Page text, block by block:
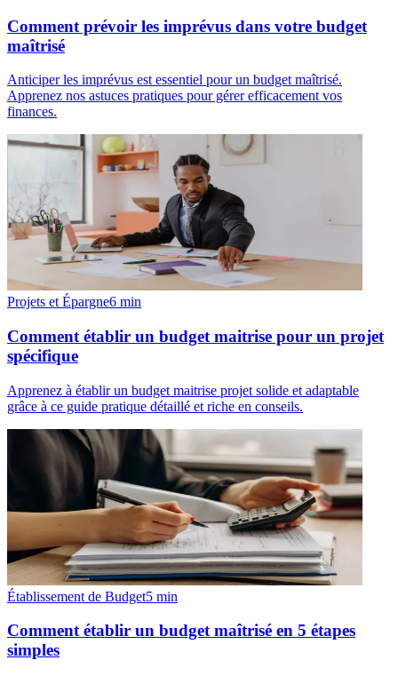
Comment prévoir les imprévus dans votre budget
maîtrisé
Anticiper les imprévus est essentiel pour un budget maîtrisé.
Apprenez nos astuces pratiques pour gérer efficacement vos
finances.
Projets et Épargne6 min
Comment établir un budget maitrise pour un projet
spécifique
Apprenez à établir un budget maitrise projet solide et adaptable
grâce à ce guide pratique détaillé et riche en conseils.
Établissement de Budget5 min
Comment établir un budget maîtrisé en 5 étapes
simples